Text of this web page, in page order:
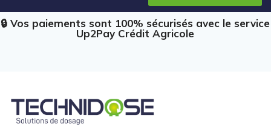
🔒 Vos paiements sont 100% sécurisés avec le service
Up2Pay Crédit Agricole